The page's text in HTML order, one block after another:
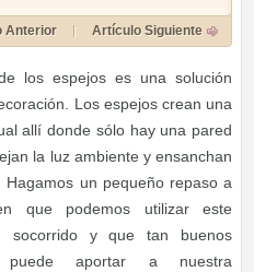
Anterior Artículo Siguiente
los espejos es una solución
Los espejos crean una
allí donde sólo hay una pared
la luz ambiente y ensanchan
Hagamos un pequeño repaso a
que podemos utilizar este
socorrido y que tan buenos
puede aportar a nuestra